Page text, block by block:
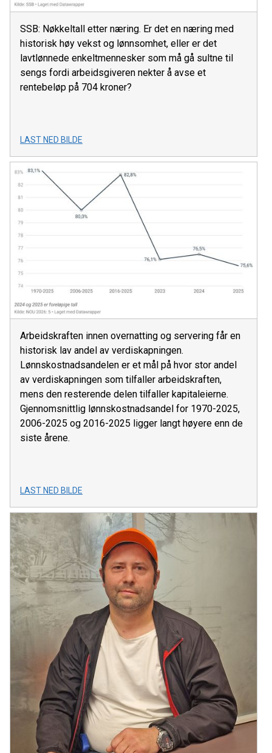
SSB: Nøkkeltall etter næring. Er det en næring med
historisk høy vekst og lønnsomhet, eller er det
lavtlønnede enkeltmennesker som må gå sultne til
sengs fordi arbeidsgiveren nekter å avse et
rentebeløp på 704 kroner?
LAST NED BILDE
Arbeidskraften innen overnatting og servering får en
historisk lav andel av verdiskapningen.
Lønnskostnadsandelen er et mål på hvor stor andel
av verdiskapningen som tilfaller arbeidskraften,
mens den resterende delen tilfaller kapitaleierne.
Gjennomsnittlig lønnskostnadsandel for 1970-2025,
2006-2025 og 2016-2025 ligger langt høyere enn de
siste årene.
LAST NED BILDE